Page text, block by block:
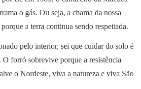
o gás. Ou seja, a chama da nossa
a terra continua sendo respeitada.
pelo interior, sei que cuidar do solo é
O forró sobrevive porque a resistência
o Nordeste, viva a natureza e viva São